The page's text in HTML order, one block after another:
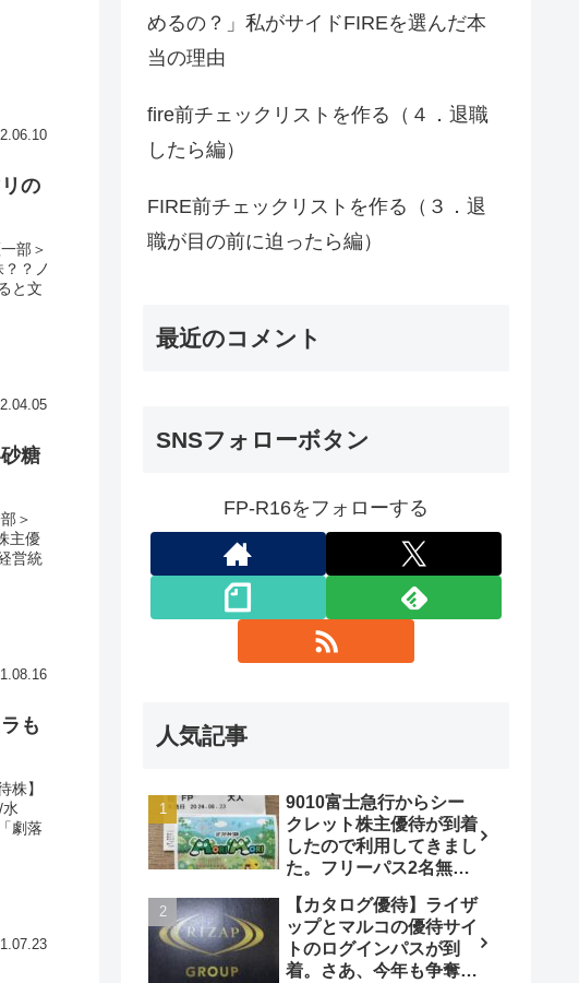
の
部＞
？ノ
と文
糖
＞
主優
営統
も
】
水
劇落
めるの？」私がサイドFIREを選んだ本
当の理由
fire前チェックリストを作る（４．退職
したら編）
FIRE前チェックリストを作る（３．退
職が目の前に迫ったら編）
最近のコメント
SNSフォローボタン
FP-R16をフォローする
人気記事
9010富士急行からシー
クレット株主優待が到着
したので利用してきまし
た。フリーパス2名無
【カタログ優待】ライザ
ップとマルコの優待サイ
トのログインパスが到
着。さあ、今年も争奪戦